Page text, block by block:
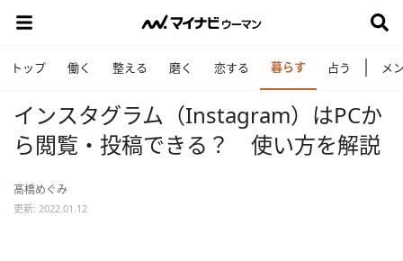
トップ 働く 整える 磨く 恋する 暮らす 占う メ
インスタグラム（Instagram）はPCか
ら閲覧・投稿できる？ 使い方を解説
髙橋めぐみ
更新: 2022.01.12